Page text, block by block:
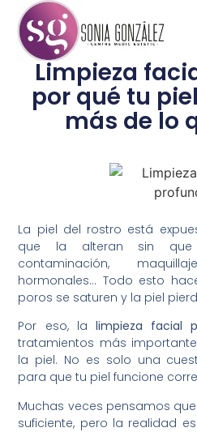
Limpieza
por qué tu
más de lo
La piel del rostro está
que la alteran sin que
contaminación,
hormonales… Todo esto
poros se saturen y la piel
Por eso, la limpieza facial
tratamientos más
la piel. No es solo una
para que tu piel funcione
Muchas veces pensamos
suficiente, pero la realidad